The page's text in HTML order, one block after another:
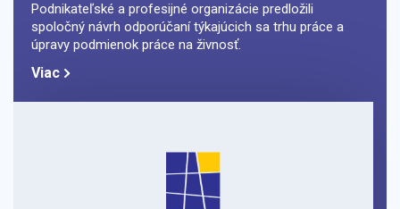
Podnikateľské a profesijné organizácie predložili
spoločný návrh odporúčaní týkajúcich sa trhu práce a
úpravy podmienok práce na živnosť.
Viac